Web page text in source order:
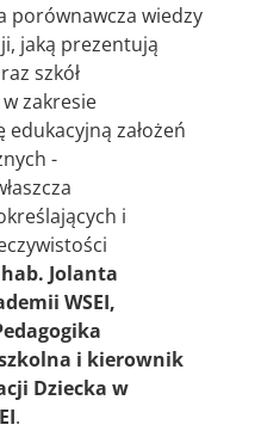
porównawcza wiedzy
jaką prezentują
szkół
zakresie
założeń
-
i
Jolanta
WSEI,
i kierownik
Dziecka w
.